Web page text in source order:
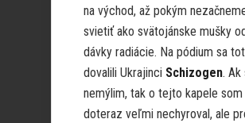
na východ, až pokým
svietiť ako svätojánske mušky
dávky radiácie. Na pódium sa
dovalili Ukrajinci Schizogen. Ak
nemýlim, tak o tejto kapele som
doteraz veľmi nechyroval, ale